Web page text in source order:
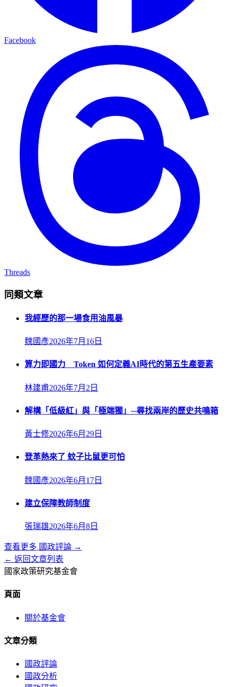
Facebook
Threads
同類文章
我經歷的那一場食用油風暴
魏國彥2026年7月16日
算力即國力 Token 如何定義AI時代的第五生產要素
林建甫2026年7月2日
解構「低級紅」與「極端獨」─尋找兩岸的歷史共鳴箱
黃士修2026年6月29日
登革熱來了 蚊子比鼠更可怕
魏國彥2026年6月17日
建立保障教師制度
張瑞雄2026年6月8日
查看更多 國政評論 →
← 返回文章列表
國家政策研究基金會
頁面
關於基金會
文章分類
國政評論
國政分析